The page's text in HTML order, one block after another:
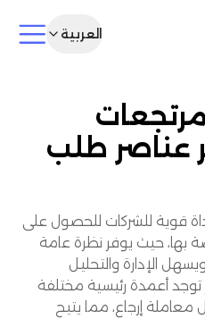
العربية
عناصر طلب
قوية للشركات للحصول على
بها، حيث يوفر نظرة عامة
الإدارة والتحليل
توجد أعمدة رئيسية مختلفة
إرجاع، مما يتيح